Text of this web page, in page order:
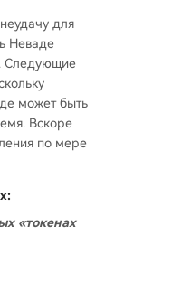
для
Неваде
Следующие
может быть
Вскоре
по мере
«токенах